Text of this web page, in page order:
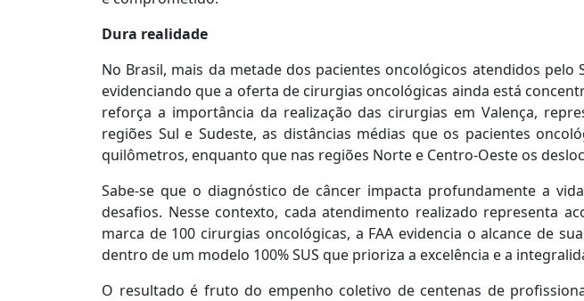
Dura realidade
No Brasil, mais da metade dos pacientes oncológicos atendidos
evidenciando que a oferta de cirurgias oncológicas ainda está
reforça a importância da realização das cirurgias em Valença,
regiões Sul e Sudeste, as distâncias médias que os pacientes
quilômetros, enquanto que nas regiões Norte e Centro-Oeste os
Sabe-se que o diagnóstico de câncer impacta profundamente a
desafios. Nesse contexto, cada atendimento realizado representa
marca de 100 cirurgias oncológicas, a FAA evidencia o alcance de
dentro de um modelo 100% SUS que prioriza a excelência e a
O resultado é fruto do empenho coletivo de centenas de